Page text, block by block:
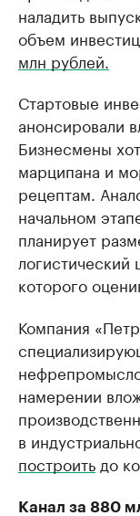
наладить
объем
млн рублей.
Стартовые
анонсировали
Бизнесмены
марципана и
рецептам.
начальном
планирует
логистический
которого
Компания
намерении
в
построить до
Канал за 880